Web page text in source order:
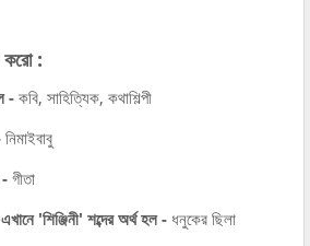
করো :
- কবি, সাহিত্যিক, কথাশিল্পী
নিমাইবাবু
- গীতা
'শিঞ্জিনী' শব্দের অর্থ হল - ধনুকের ছিলা